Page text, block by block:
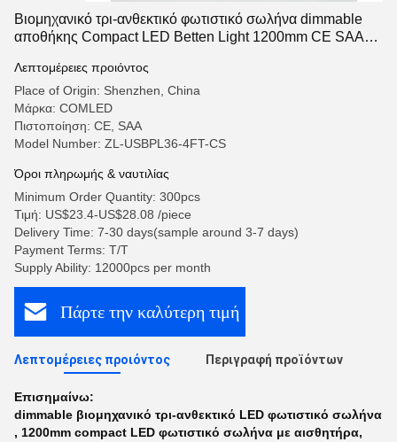
Βιομηχανικό τρι-ανθεκτικό φωτιστικό σωλήνα dimmable
αποθήκης Compact LED Betten Light 1200mm CE SAA
αισθητήρα PC Housing ατμών lED φωτιστικά
Λεπτομέρειες προιόντος
Place of Origin: Shenzhen, China
Μάρκα: COMLED
Πιστοποίηση: CE, SAA
Model Number: ZL-USBPL36-4FT-CS
Όροι πληρωμής & ναυτιλίας
Minimum Order Quantity: 300pcs
Τιμή: US$23.4-US$28.08 /piece
Delivery Time: 7-30 days(sample around 3-7 days)
Payment Terms: T/T
Supply Ability: 12000pcs per month
Πάρτε την καλύτερη τιμή
Λεπτομέρειες προιόντος Περιγραφή προϊόντων
Επισημαίνω:
dimmable βιομηχανικό τρι-ανθεκτικό LED φωτιστικό σωλήνα
, 1200mm compact LED φωτιστικό σωλήνα με αισθητήρα,